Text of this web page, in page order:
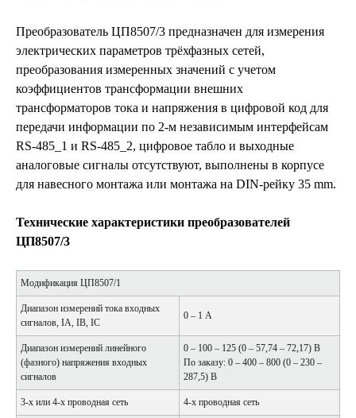
Преобразователь ЦП8507/3 предназначен для измерения
электрических параметров трёхфазных сетей,
преобразования измеренных значений с учетом
коэффициентов трансформации внешних
трансформаторов тока и напряжения в цифровой код для
передачи информации по 2-м независимым интерфейсам
RS-485_1 и RS-485_2, цифровое табло и выходные
аналоговые сигналы отсутствуют, выполнены в корпусе
для навесного монтажа или монтажа на DIN-рейку 35 mm.
Технические характеристики преобразователей
ЦП8507/3
Модификация ЦП8507/1
Диапазон измерений тока входных
сигналов, IA, IB, IC
0 – 1 А
Диапазон измерений линейного
(фазного) напряжения входных
сигналов
0 – 100 – 125 (0 – 57,74 – 72,17) В
По заказу: 0 – 400 – 800 (0 – 230 –
287,5) В
3-х или 4-х проводная сеть 4-х проводная сеть